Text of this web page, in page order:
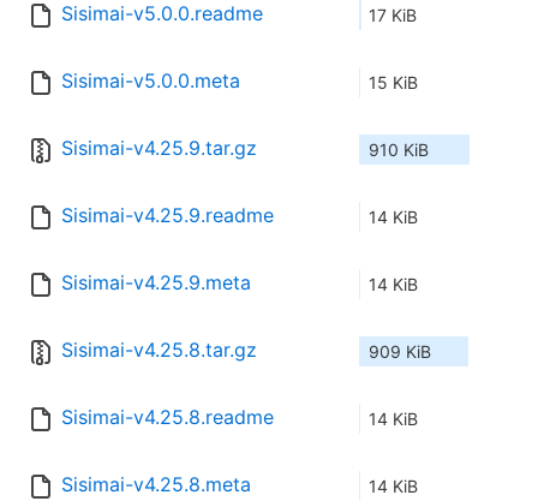
Sisimai-v5.0.0.readme 17 KiB
Sisimai-v5.0.0.meta 15 KiB
Sisimai-v4.25.9.tar.gz 910 KiB
Sisimai-v4.25.9.readme 14 KiB
Sisimai-v4.25.9.meta 14 KiB
Sisimai-v4.25.8.tar.gz 909 KiB
Sisimai-v4.25.8.readme 14 KiB
Sisimai-v4.25.8.meta 14 KiB